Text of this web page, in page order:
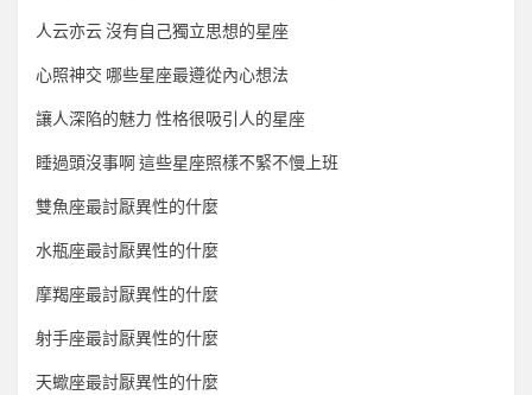
人云亦云 沒有自己獨立思想的星座
心照神交 哪些星座最遵從內心想法
讓人深陷的魅力 性格很吸引人的星座
睡過頭沒事啊 這些星座照樣不緊不慢上班
雙魚座最討厭異性的什麼
水瓶座最討厭異性的什麼
摩羯座最討厭異性的什麼
射手座最討厭異性的什麼
天蠍座最討厭異性的什麼